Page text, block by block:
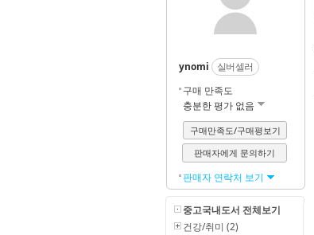
ynomi
실버셀러
구매 만족도
충분한 평가 없음
구매만족도/구매평보기
판매자에게 문의하기
판매자 연락처 보기
중고국내도서 전체보기
건강/취미 (2)